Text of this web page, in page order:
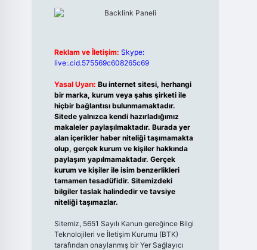
Reklam ve İletişim: Skype:
live:.cid.575569c608265c69
Yasal Uyarı: Bu internet sitesi, herhangi
bir marka, kurum veya şahıs şirketi ile
hiçbir bağlantısı bulunmamaktadır.
Sitede yalnızca kendi hazırladığımız
makaleler paylaşılmaktadır. Burada yer
alan içerikler haber niteliği taşımamakta
olup, gerçek kurum ve kişiler hakkında
paylaşım yapılmamaktadır. Gerçek
kurum ve kişiler ile isim benzerlikleri
tamamen tesadüfidir. Sitemizdeki
bilgiler taslak halindedir ve tavsiye
niteliği taşımazlar.
Sitemiz, 5651 Sayılı Kanun gereğince Bilgi
Teknolojileri ve İletişim Kurumu (BTK)
tarafından onaylanmış bir Yer Sağlayıcı